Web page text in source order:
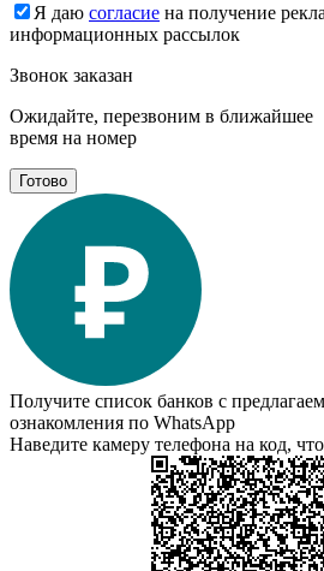
Я даю согласие на получение
информационных рассылок
Звонок заказан
Ожидайте, перезвоним в ближайшее
время на номер
Готово
Получите список банков с
ознакомления по WhatsApp
Наведите камеру телефона на код,